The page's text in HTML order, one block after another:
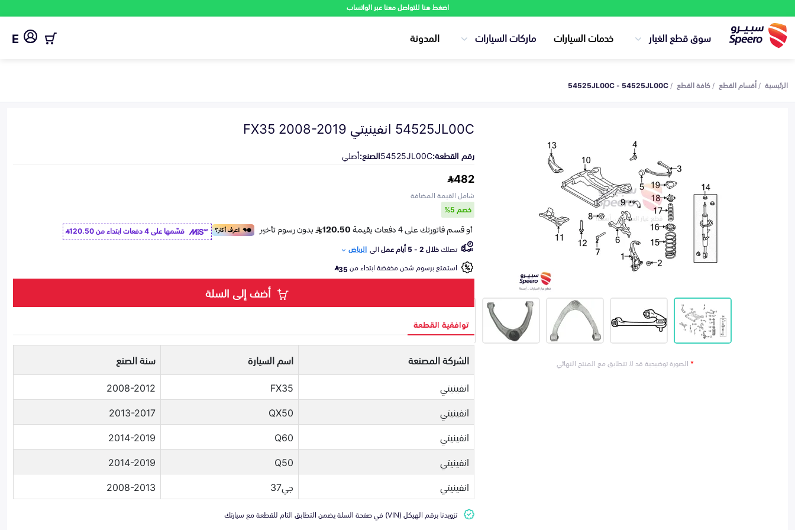
اضغط هنا للتواصل معنا عبر الواتساب
سوق قطع الغيار خدمات السيارات ماركات السيارات المدونة E
الرئيسية أقسام القطع كافة القطع 54525JL00C - 54525JL00C
*الصورة توضيحية قد لا تتطابق مع المنتج النهائي
54525JL00C انفينيتي FX35 2008-2019
رقم القطعة:54525JL00Cالصنع:أصلي
482
شامل القيمة المضافة
خصم 5%
قسّمها على 4 دفعات ابتداء من
120.50
تصلكخلال 2 - 5 أيام عمل الى الرياض
استمتع برسوم شحن مخفضة ابتداء من35
أضف إلى السلة
توافقية القطعة
الشركة المصنعة اسم السيارة
سنة الصنع
انفينيتي
FX35
2008-2012
انفينيتي
QX50
2013-2017
انفينيتي
Q60
2014-2019
انفينيتي
Q50
2014-2019
انفينيتي
جي37 2008-2013
تزويدنا برقم الهيكل (VIN) في صفحة السلة يضمن التطابق التام للقطعة مع سيارتك